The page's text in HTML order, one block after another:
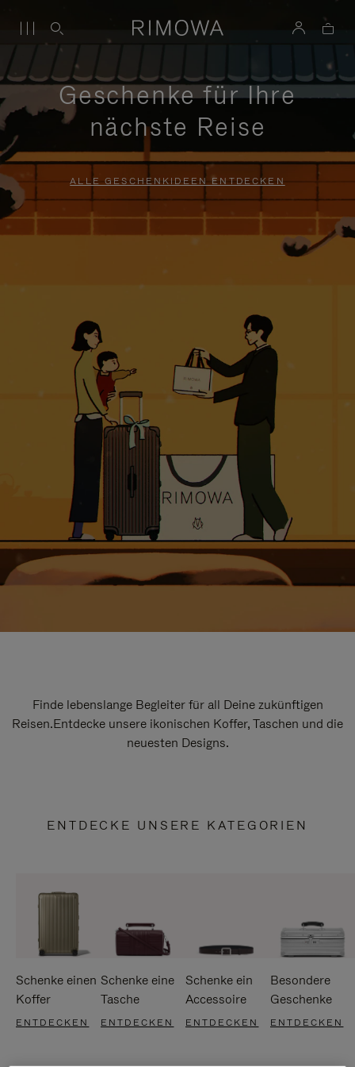
Geschenke für Ihre
nächste Reise
ALLE GESCHENKIDEEN ENTDECKEN
Finde lebenslange Begleiter für all Deine zukünftigen
Reisen.Entdecke unsere ikonischen Koffer, Taschen und die
neuesten Designs.
ENTDECKE UNSERE KATEGORIEN
Schenke einen
Koffer
ENTDECKEN
Schenke eine
Tasche
ENTDECKEN
Schenke ein
Accessoire
ENTDECKEN
Besondere
Geschenke
ENTDECKEN